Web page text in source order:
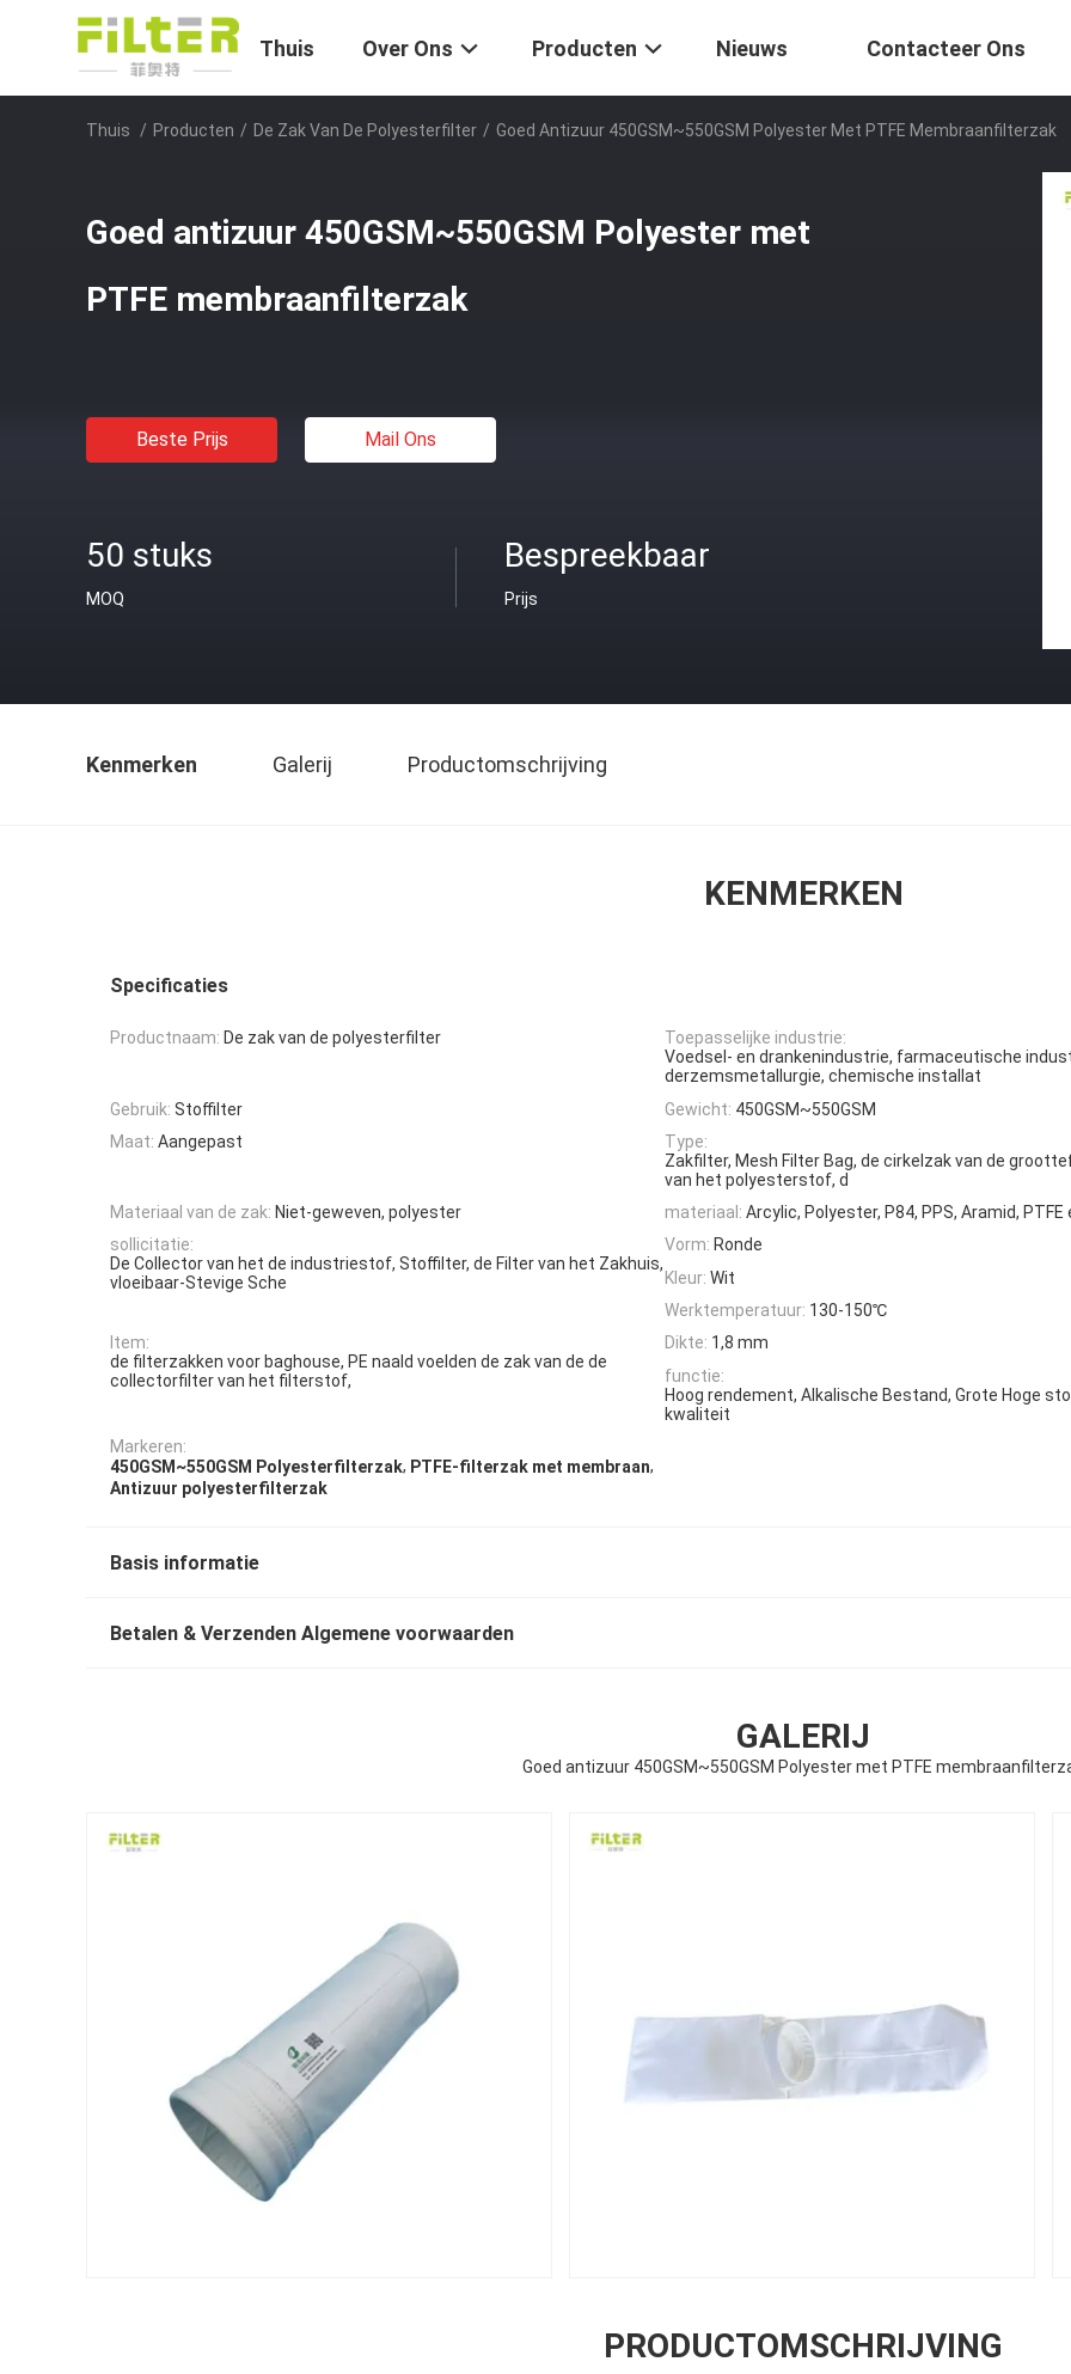
Thuis Over Ons Producten Nieuws Contacteer Ons
Thuis / Producten / De Zak Van De Polyesterfilter / Goed Antizuur 450GSM~550GSM Polyester Met PTFE Membraanfilterzak
Goed antizuur 450GSM~550GSM Polyester met
PTFE membraanfilterzak
Beste Prijs Mail Ons
50 stuks
MOQ
Bespreekbaar
Prijs
Kenmerken Galerij Productomschrijving
KENMERKEN
Specificaties
Productnaam: De zak van de polyesterfilter
Toepasselijke industrie:
Voedsel- en drankenindustrie, farmaceutische
derzemsmetallurgie, chemische installat
Gebruik: Stoffilter Gewicht: 450GSM~550GSM
Maat: Aangepast
Type:
Zakfilter, Mesh Filter Bag, de cirkelzak van de
van het polyesterstof, d
Materiaal van de zak: Niet-geweven, polyester materiaal: Arcylic, Polyester, P84, PPS, Aramid, PTFE
sollicitatie:
De Collector van het de industriestof, Stoffilter, de Filter van het Zakhuis,
vloeibaar-Stevige Sche
Vorm: Ronde
Kleur: Wit
Werktemperatuur: 130-150℃
Item:
de filterzakken voor baghouse, PE naald voelden de zak van de de
collectorfilter van het filterstof,
Dikte: 1,8 mm
functie:
Hoog rendement, Alkalische Bestand, Grote Hoge
kwaliteit
Markeren:
450GSM~550GSM Polyesterfilterzak, PTFE-filterzak met membraan,
Antizuur polyesterfilterzak
Basis informatie
Betalen & Verzenden Algemene voorwaarden
GALERIJ
Goed antizuur 450GSM~550GSM Polyester met PTFE
PRODUCTOMSCHRIJVING